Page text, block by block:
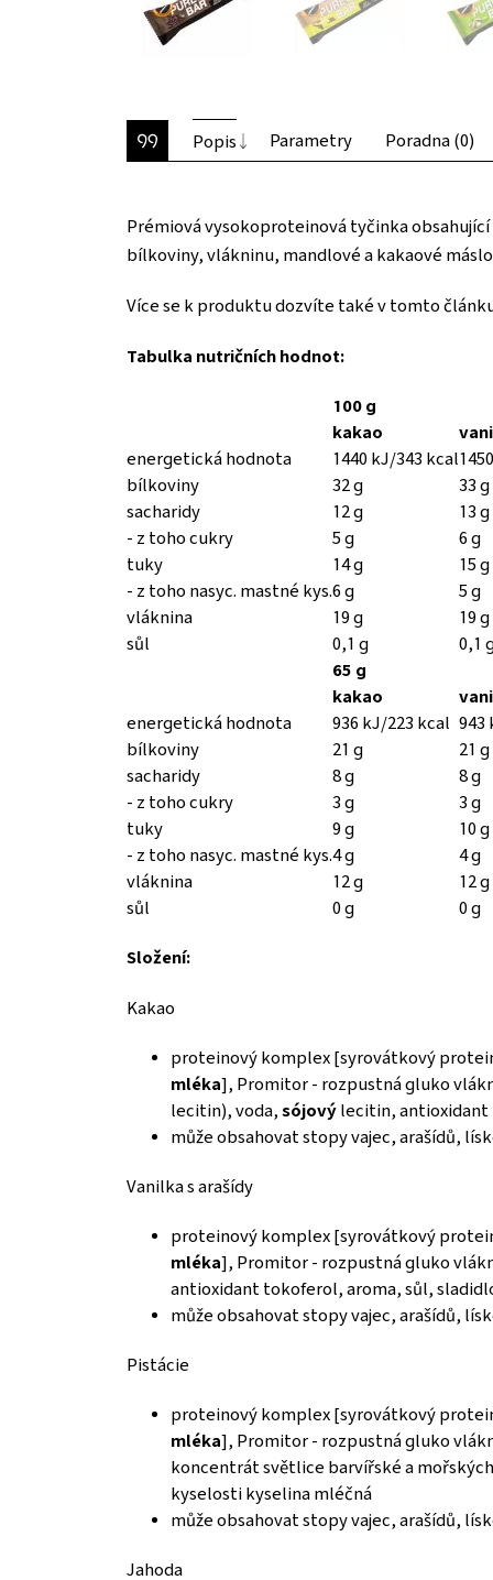
Popis Parametry Poradna (0)
Prémiová vysokoproteinová tyčinka
bílkoviny, vlákninu, mandlové a kakaové
Více se k produktu dozvíte také v tomto
Tabulka nutričních hodnot:
100 g
kakao
energetická hodnota
1440 kJ/343 kcal
bílkoviny
32 g
33 g
sacharidy
12 g
13 g
- z toho cukry
5 g
6 g
tuky
14 g
15 g
- z toho nasyc. mastné kys.6 g
5 g
vláknina
19 g
19 g
sůl
0,1 g
0,1
65 g
kakao
energetická hodnota
936 kJ/223 kcal 943
bílkoviny
21 g
21 g
sacharidy
8 g
8 g
- z toho cukry
3 g
3 g
tuky
9 g
10 g
- z toho nasyc. mastné kys.4 g
4 g
vláknina
12 g
12 g
sůl
0 g 0 g
Složení:
Kakao
proteinový komplex [syrovátkový
mléka], Promitor - rozpustná gluko
lecitin), voda, sójový lecitin, antioxidant
může obsahovat stopy vajec, arašídů,
Vanilka s arašídy
proteinový komplex [syrovátkový
mléka], Promitor - rozpustná gluko
antioxidant tokoferol, aroma, sůl,
může obsahovat stopy vajec, arašídů,
Pistácie
proteinový komplex [syrovátkový
mléka], Promitor - rozpustná gluko
koncentrát světlice barvířské a
kyselosti kyselina mléčná
může obsahovat stopy vajec, arašídů,
Jahoda